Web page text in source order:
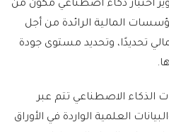
اختبار ذكاء اصطناعي مكون من
المالية الرائدة من أجل
تحديدًا، وتحديد مستوى جودة
الذكاء الاصطناعي تتم عبر
العلمية الواردة في الأوراق